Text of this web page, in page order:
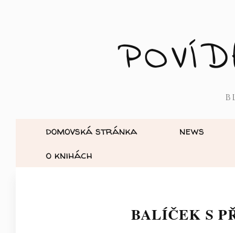
domovská stránka news
o knihách
BALÍČEK S